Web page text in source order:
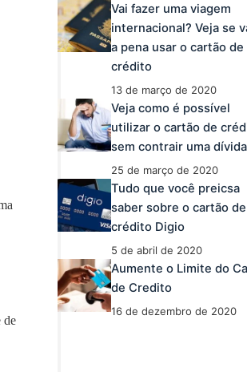
de
Vai fazer uma viagem
internacional? Veja se
a pena usar o cartão de
crédito
13 de março de 2020
Veja como é possível
utilizar o cartão de
sem contrair uma dívida
25 de março de 2020
Tudo que você preicsa
saber sobre o cartão de
crédito Digio
5 de abril de 2020
Aumente o Limite do
de Credito
16 de dezembro de 2020